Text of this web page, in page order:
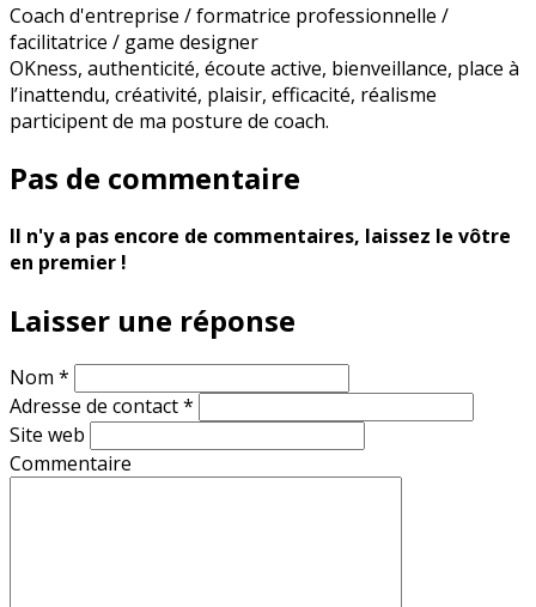
Coach d'entreprise / formatrice professionnelle /
facilitatrice / game designer
OKness, authenticité, écoute active, bienveillance, place à
l’inattendu, créativité, plaisir, efficacité, réalisme
participent de ma posture de coach.
Pas de commentaire
Il n'y a pas encore de commentaires, laissez le vôtre
en premier !
Laisser une réponse
Nom *
Adresse de contact*
Site web
Commentaire